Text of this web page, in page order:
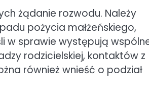
żądanie rozwodu. Należy
pożycia małżeńskiego,
w sprawie występują
rodzicielskiej, kontaktów z
również wnieść o podział